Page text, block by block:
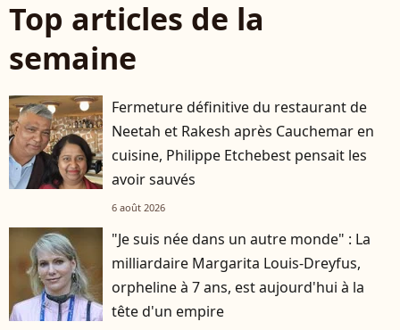
Top articles de la
semaine
Fermeture définitive du restaurant de
Neetah et Rakesh après Cauchemar en
cuisine, Philippe Etchebest pensait les
avoir sauvés
6 août 2026
"Je suis née dans un autre monde" : La
milliardaire Margarita Louis-Dreyfus,
orpheline à 7 ans, est aujourd'hui à la
tête d'un empire